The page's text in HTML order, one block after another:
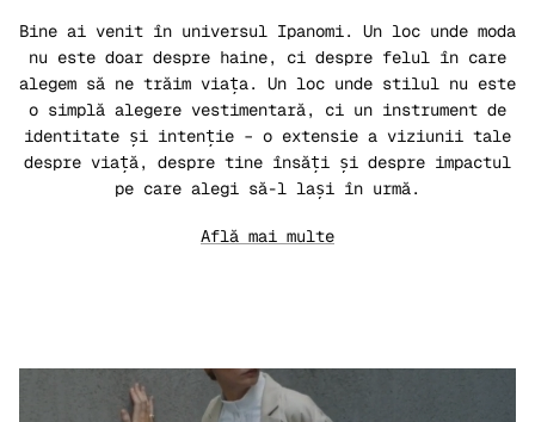
Bine ai venit în universul Ipanomi. Un loc unde moda
nu este doar despre haine, ci despre felul în care
alegem să ne trăim viața. Un loc unde stilul nu este
o simplă alegere vestimentară, ci un instrument de
identitate și intenție – o extensie a viziunii tale
despre viață, despre tine însăți și despre impactul
pe care alegi să-l lași în urmă.
Află mai multe